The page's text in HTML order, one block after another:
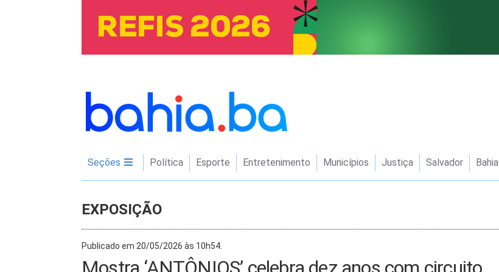
Seções Política Esporte Entretenimento Municípios Justiça Salvador Bahia
EXPOSIÇÃO
Publicado em 20/05/2026 às 10h54.